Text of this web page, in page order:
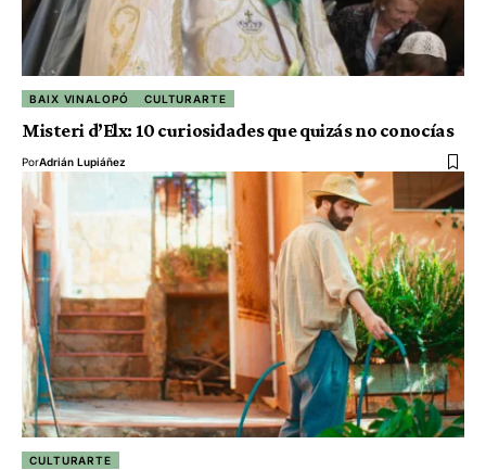
BAIX VINALOPÓ CULTURARTE
Misteri d’Elx: 10 curiosidades que quizás no conocías
PorAdrián Lupiáñez
CULTURARTE